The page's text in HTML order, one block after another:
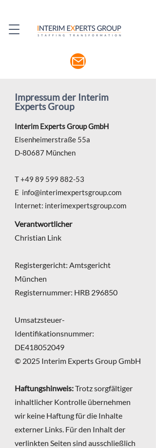
Impressum der Interim
Experts Group
Interim Experts Group GmbH
Elsenheimerstraße 55a
D-80687 München
T +49 89 599 882-53
E info@interimexpertsgroup.com
Internet: interimexpertsgroup.com
Verantwortlicher
Christian Link
Registergericht: Amtsgericht
München
Registernummer: HRB 296850
Umsatzsteuer-
Identifikationsnummer:
DE418052049
© 2025 Interim Experts Group GmbH
Haftungshinweis:Trotz sorgfältiger
inhaltlicher Kontrolle übernehmen
wir keine Haftung für die Inhalte
externer Links. Für den Inhalt der
verlinkten Seiten sind ausschließlich